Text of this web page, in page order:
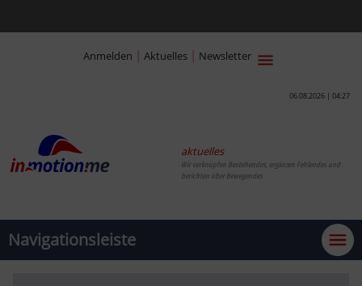
Anmelden | Aktuelles | Newsletter
06.08.2026 | 04:27
aktuelles
Wir verknüpfen Bestehendes, ergänzen Fehlendes und
berichten über Bewegendes
Navigationsleiste